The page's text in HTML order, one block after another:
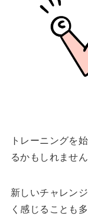
トレーニングを
るかもしれませ
新しいチャレン
く感じることも